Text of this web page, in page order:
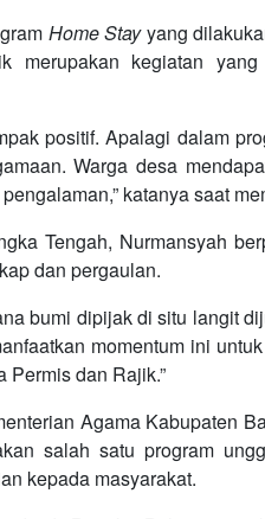
Home Stayyang
merupakan kegiatan
positif. Apalagi dalam
Warga desa
katanya saat
Tengah, Nurmansyah
dan pergaulan.
bumi dipijak di situ langit
momentum ini
Permis dan Rajik.”
Agama Kabupaten
salah satu program
kepada masyarakat.